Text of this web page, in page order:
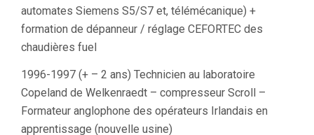
automates Siemens S5/S7 et, télémécanique) +
formation de dépanneur / réglage CEFORTEC des
chaudières fuel
1996-1997 (+ – 2 ans) Technicien au laboratoire
Copeland de Welkenraedt – compresseur Scroll –
Formateur anglophone des opérateurs Irlandais en
apprentissage (nouvelle usine)